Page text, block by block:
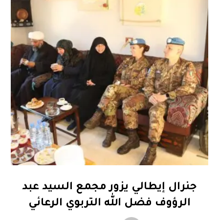
جنرال إيطالي يزور مجمع السيد عبد
الرؤوف فضل الله التربوي الرعائي